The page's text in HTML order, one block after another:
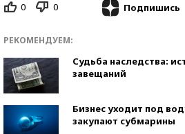
0 0 Подпишись
РЕКОМЕНДУЕМ:
Судьба наследства:
завещаний
Бизнес уходит под
закупают субмарины